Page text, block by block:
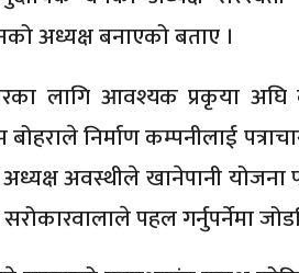
अध्यक्ष बनाएको बताए ।
लागि आवश्यक प्रकृया अघि
निर्माण कम्पनीलाई
अवस्थीले खानेपानी योजना
पहल गर्नुपर्नेमा